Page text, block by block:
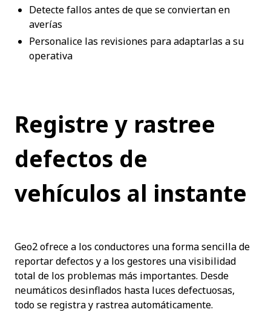
Detecte fallos antes de que se conviertan en
averías
Personalice las revisiones para adaptarlas a su
operativa
Registre y rastree
defectos de
vehículos al instante
Geo2 ofrece a los conductores una forma sencilla de
reportar defectos y a los gestores una visibilidad
total de los problemas más importantes. Desde
neumáticos desinflados hasta luces defectuosas,
todo se registra y rastrea automáticamente.